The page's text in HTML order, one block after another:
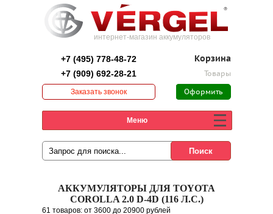
интернет-магазин аккумуляторов
+7 (495) 778-48-72
+7 (909) 692-28-21
Заказать звонок
Корзина
Товары
Оформить
Меню
АККУМУЛЯТОРЫ ДЛЯ TOYOTA
COROLLA 2.0 D-4D (116 Л.С.)
61 товаров: от 3600 до 20900 рублей